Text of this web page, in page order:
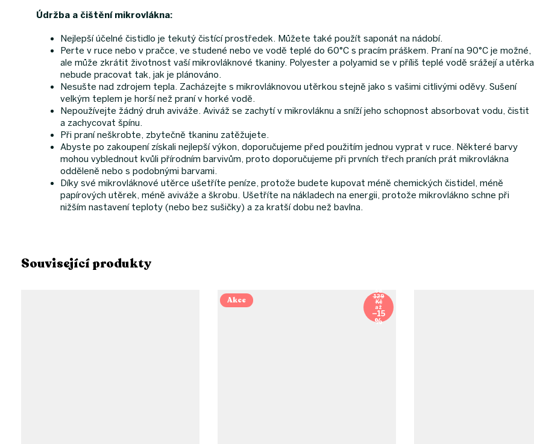
Související produkty
Akce
129
Kč
až
–15
%
Údržba a čištění mikrovlákna:
Nejlepší účelné čistidlo je tekutý čistící prostředek. Můžete také použít saponát na nádobí.
Perte v ruce nebo v pračce, ve studené nebo ve vodě teplé do 60°C s pracím práškem. Praní na 90°C je možné,
ale může zkrátit životnost vaší mikrovláknové tkaniny. Polyester a polyamid se v příliš teplé vodě srážejí a utěrka
nebude pracovat tak, jak je plánováno.
Nesušte nad zdrojem tepla. Zacházejte s mikrovláknovou utěrkou stejně jako s vašimi citlivými oděvy. Sušení
velkým teplem je horší než praní v horké vodě.
Nepoužívejte žádný druh aviváže. Aviváž se zachytí v mikrovláknu a sníží jeho schopnost absorbovat vodu, čistit
a zachycovat špínu.
Při praní neškrobte, zbytečně tkaninu zatěžujete.
Abyste po zakoupení získali nejlepší výkon, doporučujeme před použitím jednou vyprat v ruce. Některé barvy
mohou vyblednout kvůli přírodním barvivům, proto doporučujeme při prvních třech praních prát mikrovlákna
odděleně nebo s podobnými barvami.
Díky své mikrovláknové utěrce ušetříte peníze, protože budete kupovat méně chemických čistidel, méně
papírových utěrek, méně aviváže a škrobu. Ušetříte na nákladech na energii, protože mikrovlákno schne při
nižším nastavení teploty (nebo bez sušičky) a za kratší dobu než bavlna.